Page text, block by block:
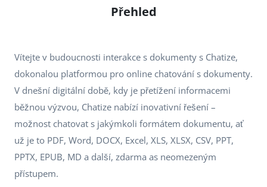
Přehled
Vítejte v budoucnosti interakce s dokumenty s Chatize,
dokonalou platformou pro online chatování s dokumenty.
V dnešní digitální době, kdy je přetížení informacemi
běžnou výzvou, Chatize nabízí inovativní řešení –
možnost chatovat s jakýmkoli formátem dokumentu, ať
už je to PDF, Word, DOCX, Excel, XLS, XLSX, CSV, PPT,
PPTX, EPUB, MD a další, zdarma as neomezeným
přístupem.